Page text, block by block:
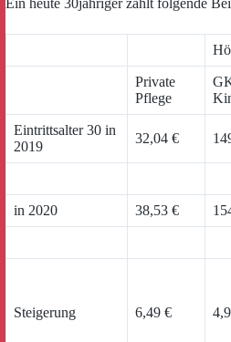
Ein heute 30jähriger zahlt folgende
Private
Pflege
Eintrittsalter 30 in
2019
32,04 €
in 2020 38,53 €
Steigerung 6,49 €